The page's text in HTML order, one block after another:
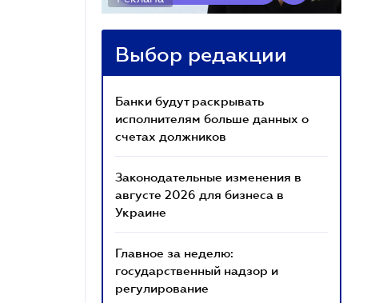
Выбор редакции
Банки будут раскрывать
исполнителям больше данных о
счетах должников
Законодательные изменения в
августе 2026 для бизнеса в
Украине
Главное за неделю:
государственный надзор и
регулирование